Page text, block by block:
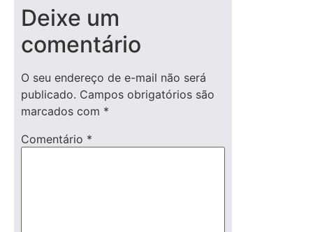
Deixe um
comentário
O seu endereço de e-mail não será
publicado. Campos obrigatórios são
marcados com *
Comentário *